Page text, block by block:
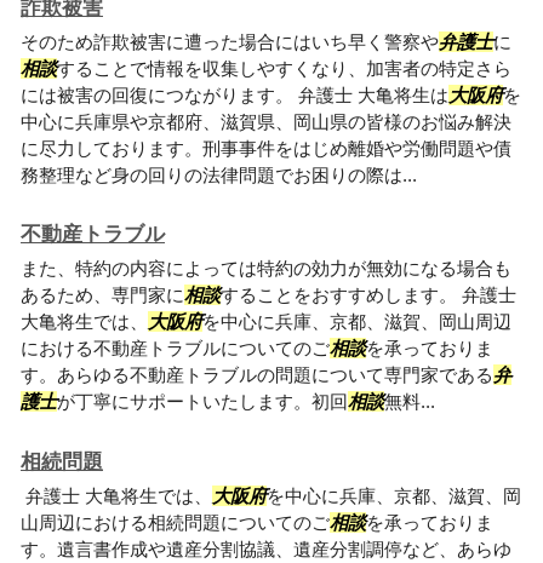
詐欺被害
そのため詐欺被害に遭った場合にはいち早く警察や弁護士に
相談することで情報を収集しやすくなり、加害者の特定さら
には被害の回復につながります。 弁護士 大亀将生は大阪府を
中心に兵庫県や京都府、滋賀県、岡山県の皆様のお悩み解決
に尽力しております。刑事事件をはじめ離婚や労働問題や債
務整理など身の回りの法律問題でお困りの際は...
不動産トラブル
また、特約の内容によっては特約の効力が無効になる場合も
あるため、専門家に相談することをおすすめします。 弁護士
大亀将生では、
大阪府を中心に兵庫、京都、滋賀、岡山周辺
における不動産トラブルについてのご相談を承っておりま
す。あらゆる不動産トラブルの問題について専門家である弁
護士が丁寧にサポートいたします。初回相談無料...
相続問題
弁護士 大亀将生では、 大阪府を中心に兵庫、京都、滋賀、岡
山周辺における相続問題についてのご相談を承っておりま
す。遺言書作成や遺産分割協議、遺産分割調停など、あらゆ